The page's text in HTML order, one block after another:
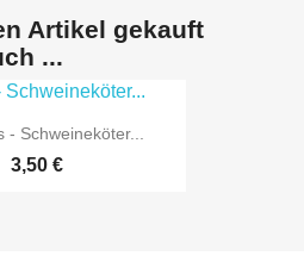
Artikel gekauft
...
- Schweineköter...
3,50 €